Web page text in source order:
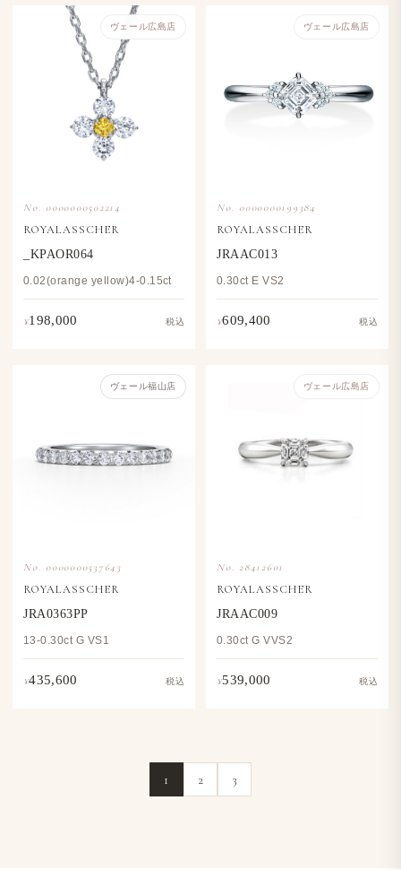
ヴェール​広島店
No. 0000000502214
ROYALASSCHER
_KPAOR064
0.02(orange yellow)4-0.15ct
¥198,000 税込
ヴェール​広島店
No. 0000000199384
ROYALASSCHER
JRAAC013
0.30ct E VS2
¥609,400 税込
ヴェール福山店
No. 0000000537643
ROYALASSCHER
JRA0363PP
13-0.30ct G VS1
¥435,600 税込
ヴェール​広島店
No. 28412601
ROYALASSCHER
JRAAC009
0.30ct G VVS2
¥539,000 税込
1 2 3